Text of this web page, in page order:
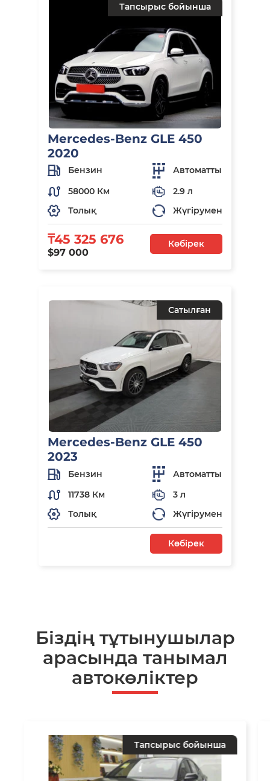
Тапсырыс бойынша
Mercedes-Benz GLE 450
2020
Бензин
Автоматты
58000 Км
2.9 л
Толық
Жүгірумен
₸45 325 676
$97 000
Көбірек
Сатылған
Mercedes-Benz GLE 450
2023
Бензин
Автоматты
11738 Км
3 л
Толық
Жүгірумен
Көбірек
Біздің тұтынушылар
арасында танымал
автокөліктер
Тапсырыс бойынша